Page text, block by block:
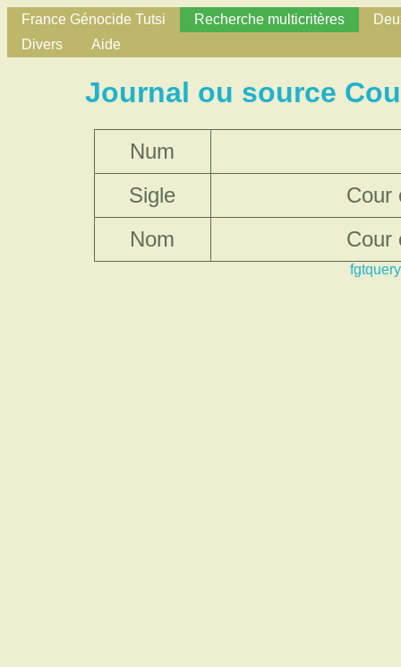
France Génocide Tutsi Recherche multicritères
Divers
Aide
Journal ou source
Num
Sigle
Cour
Nom
Cour